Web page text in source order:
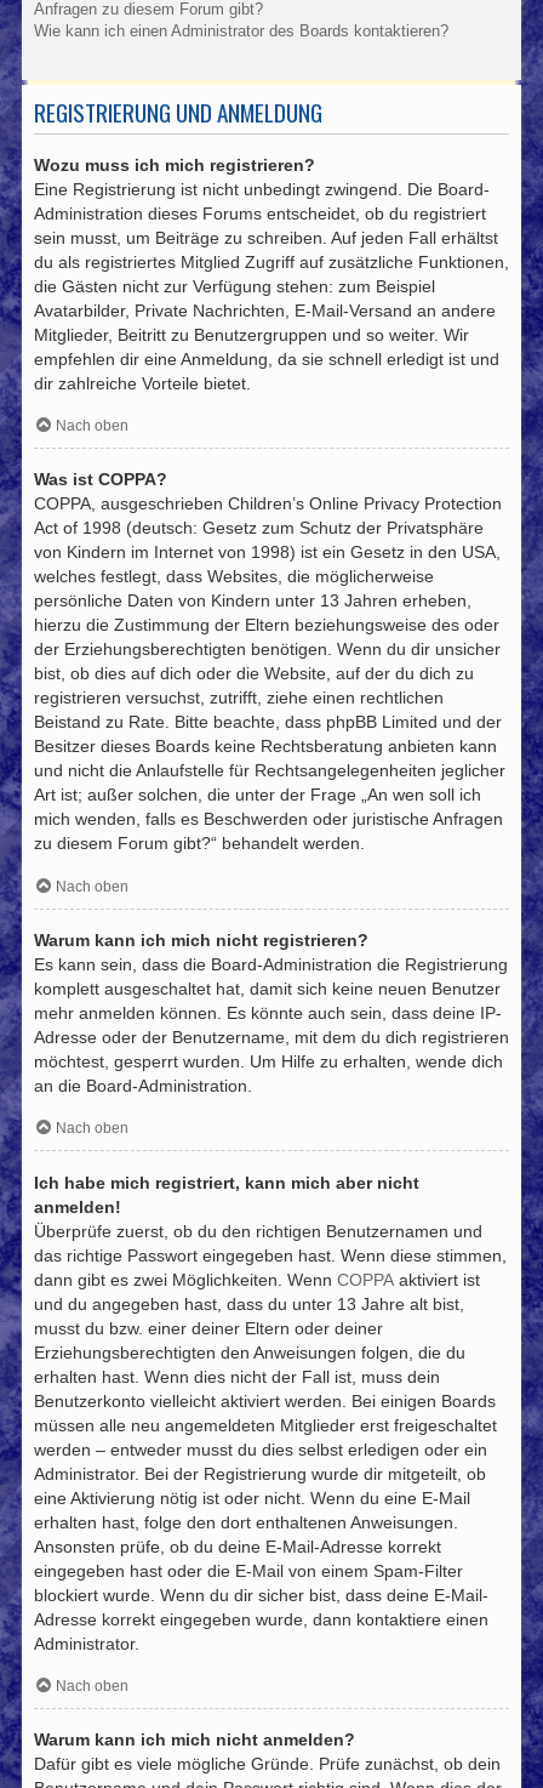
Anfragen zu diesem Forum gibt?
Wie kann ich einen Administrator des Boards kontaktieren?
REGISTRIERUNG UND ANMELDUNG
Wozu muss ich mich registrieren?
Eine Registrierung ist nicht unbedingt zwingend. Die Board-
Administration dieses Forums entscheidet, ob du registriert
sein musst, um Beiträge zu schreiben. Auf jeden Fall erhältst
du als registriertes Mitglied Zugriff auf zusätzliche Funktionen,
die Gästen nicht zur Verfügung stehen: zum Beispiel
Avatarbilder, Private Nachrichten, E-Mail-Versand an andere
Mitglieder, Beitritt zu Benutzergruppen und so weiter. Wir
empfehlen dir eine Anmeldung, da sie schnell erledigt ist und
dir zahlreiche Vorteile bietet.
Nach oben
Was ist COPPA?
COPPA, ausgeschrieben Children’s Online Privacy Protection
Act of 1998 (deutsch: Gesetz zum Schutz der Privatsphäre
von Kindern im Internet von 1998) ist ein Gesetz in den USA,
welches festlegt, dass Websites, die möglicherweise
persönliche Daten von Kindern unter 13 Jahren erheben,
hierzu die Zustimmung der Eltern beziehungsweise des oder
der Erziehungsberechtigten benötigen. Wenn du dir unsicher
bist, ob dies auf dich oder die Website, auf der du dich zu
registrieren versuchst, zutrifft, ziehe einen rechtlichen
Beistand zu Rate. Bitte beachte, dass phpBB Limited und der
Besitzer dieses Boards keine Rechtsberatung anbieten kann
und nicht die Anlaufstelle für Rechtsangelegenheiten jeglicher
Art ist; außer solchen, die unter der Frage „An wen soll ich
mich wenden, falls es Beschwerden oder juristische Anfragen
zu diesem Forum gibt?“ behandelt werden.
Nach oben
Warum kann ich mich nicht registrieren?
Es kann sein, dass die Board-Administration die Registrierung
komplett ausgeschaltet hat, damit sich keine neuen Benutzer
mehr anmelden können. Es könnte auch sein, dass deine IP-
Adresse oder der Benutzername, mit dem du dich registrieren
möchtest, gesperrt wurden. Um Hilfe zu erhalten, wende dich
an die Board-Administration.
Nach oben
Ich habe mich registriert, kann mich aber nicht
anmelden!
Überprüfe zuerst, ob du den richtigen Benutzernamen und
das richtige Passwort eingegeben hast. Wenn diese stimmen,
dann gibt es zwei Möglichkeiten. Wenn COPPA aktiviert ist
und du angegeben hast, dass du unter 13 Jahre alt bist,
musst du bzw. einer deiner Eltern oder deiner
Erziehungsberechtigten den Anweisungen folgen, die du
erhalten hast. Wenn dies nicht der Fall ist, muss dein
Benutzerkonto vielleicht aktiviert werden. Bei einigen Boards
müssen alle neu angemeldeten Mitglieder erst freigeschaltet
werden – entweder musst du dies selbst erledigen oder ein
Administrator. Bei der Registrierung wurde dir mitgeteilt, ob
eine Aktivierung nötig ist oder nicht. Wenn du eine E-Mail
erhalten hast, folge den dort enthaltenen Anweisungen.
Ansonsten prüfe, ob du deine E-Mail-Adresse korrekt
eingegeben hast oder die E-Mail von einem Spam-Filter
blockiert wurde. Wenn du dir sicher bist, dass deine E-Mail-
Adresse korrekt eingegeben wurde, dann kontaktiere einen
Administrator.
Nach oben
Warum kann ich mich nicht anmelden?
Dafür gibt es viele mögliche Gründe. Prüfe zunächst, ob dein